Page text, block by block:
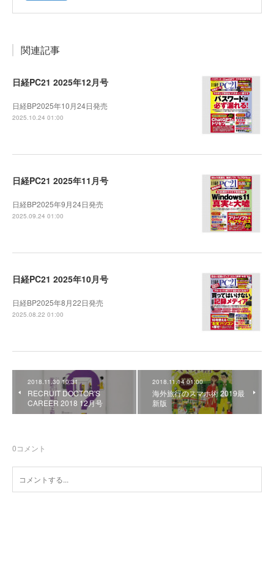
関連記事
日経PC21 2025年12月号
日経BP2025年10月24日発売
2025.10.24 01:00
日経PC21 2025年11月号
日経BP2025年9月24日発売
2025.09.24 01:00
日経PC21 2025年10月号
日経BP2025年8月22日発売
2025.08.22 01:00
2018.11.30 10:31
RECRUIT DOCTOR'S
CAREER 2018 12月号
2018.11.14 01:00
海外旅行のスマホ術 2019最
新版
0コメント